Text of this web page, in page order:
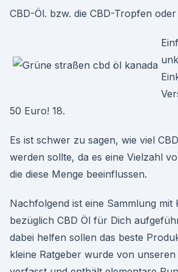
CBD-Öl. bzw. die CBD-Tropfen
50 Euro! 18.
Es ist schwer zu sagen, wie viel
werden sollte, da es eine Vielzahl
die diese Menge beeinflussen.
Nachfolgend ist eine Sammlung mit
bezüglich CBD Öl für Dich
dabei helfen sollen das beste
kleine Ratgeber wurde von